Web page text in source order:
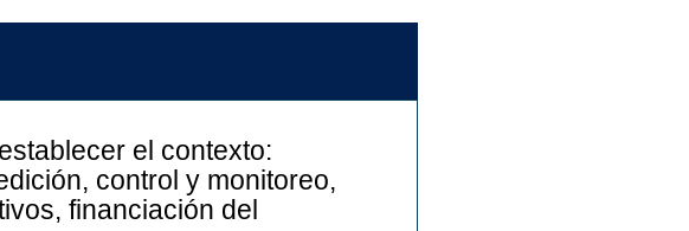
el contexto:
control y monitoreo,
financiación del